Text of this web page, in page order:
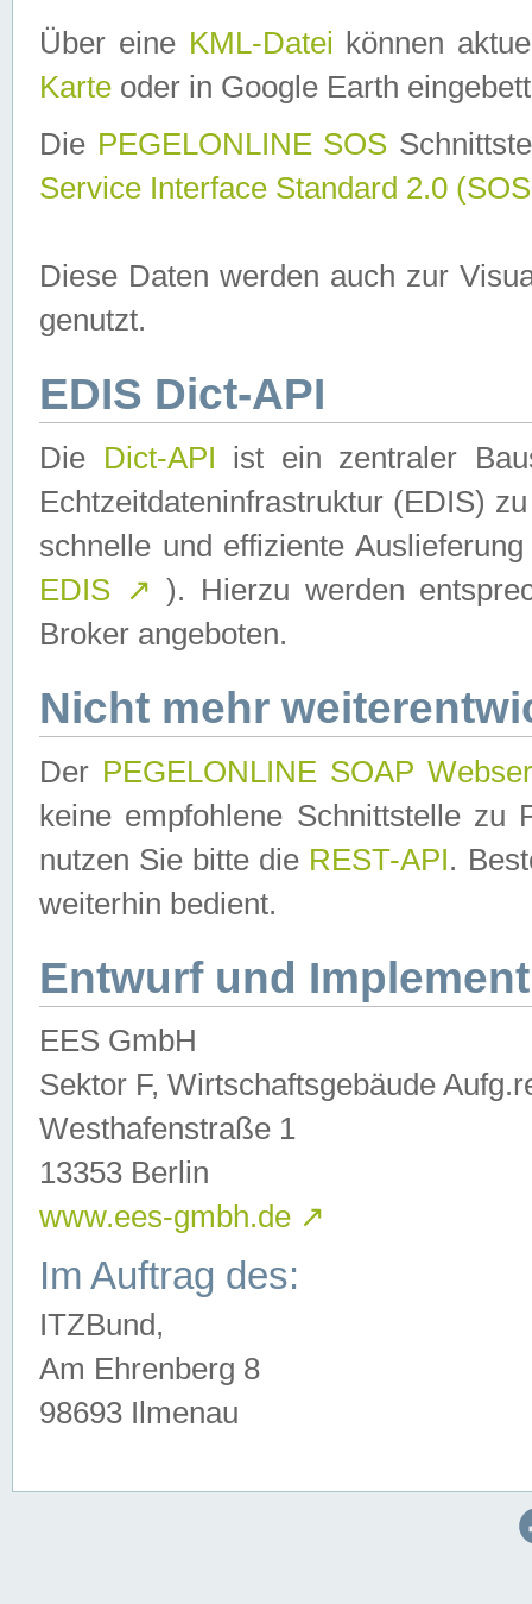
Über eine KML-Datei können
Karte oder in Google Earth
Die PEGELONLINE SOS
Service Interface Standard 2.0
Diese Daten werden auch zur
genutzt.
EDIS Dict-API
Die Dict-API ist ein zentraler
Echtzeitdateninfrastruktur (EDIS)
schnelle und effiziente
EDIS ↗ ). Hierzu werden
Broker angeboten.
Nicht mehr
Der PEGELONLINE SOAP
keine empfohlene Schnittstelle zu
nutzen Sie bitte die REST-API.
weiterhin bedient.
Entwurf und
EES GmbH
Sektor F, Wirtschaftsgebäude
Westhafenstraße 1
13353 Berlin
www.ees-gmbh.de ↗
Im Auftrag des:
ITZBund,
Am Ehrenberg 8
98693 Ilmenau